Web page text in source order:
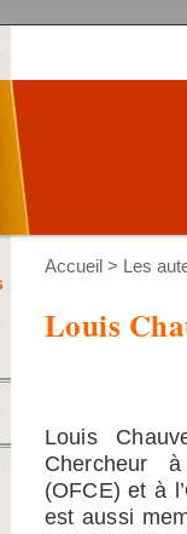
Accueil > Les
Louis
Louis
Chercheur
(OFCE) et à
est aussi